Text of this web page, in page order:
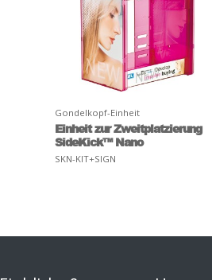
Gondelkopf-Einheit
Einheit zur Zweitplatzierung
SideKick™ Nano
SKN-KIT+SIGN